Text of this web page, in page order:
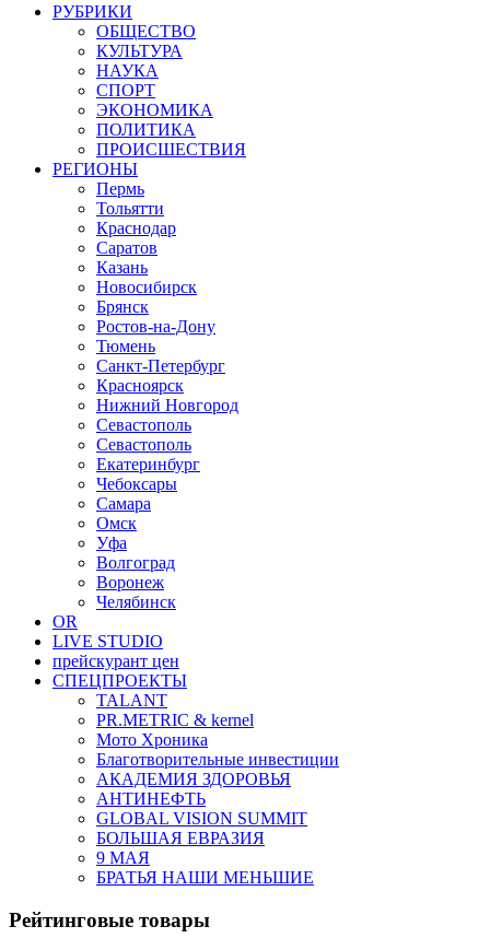
РУБРИКИ
ОБЩЕСТВО
КУЛЬТУРА
НАУКА
СПОРТ
ЭКОНОМИКА
ПОЛИТИКА
ПРОИСШЕСТВИЯ
РЕГИОНЫ
Пермь
Тольятти
Краснодар
Саратов
Казань
Новосибирск
Брянск
Ростов-на-Дону
Тюмень
Санкт-Петербург
Красноярск
Нижний Новгород
Севастополь
Севастополь
Екатеринбург
Чебоксары
Самара
Омск
Уфа
Волгоград
Воронеж
Челябинск
OR
LIVE STUDIO
прейскурант цен
СПЕЦПРОЕКТЫ
TALANT
PR.METRIC & kernel
Мото Хроника
Благотворительные инвестиции
АКАДЕМИЯ ЗДОРОВЬЯ
АНТИНЕФТЬ
GLOBAL VISION SUMMIT
БОЛЬШАЯ ЕВРАЗИЯ
9 МАЯ
БРАТЬЯ НАШИ МЕНЬШИЕ
Рейтинговые товары